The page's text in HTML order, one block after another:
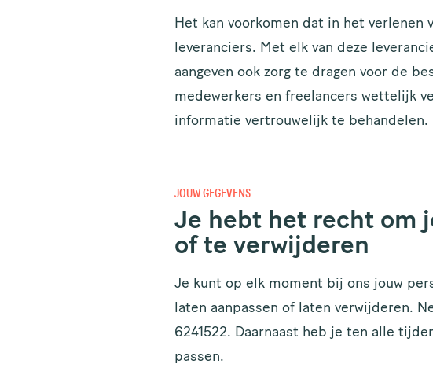
Het kan voorkomen dat in het verlenen
leveranciers. Met elk van deze
aangeven ook zorg te dragen voor de
medewerkers en freelancers wettelijk
informatie vertrouwelijk te behandelen.
JOUW GEGEVENS
Je hebt het recht om
of te verwijderen
Je kunt op elk moment bij ons jouw
laten aanpassen of laten verwijderen.
6241522. Daarnaast heb je ten alle
passen.